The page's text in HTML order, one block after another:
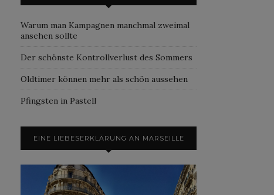
Warum man Kampagnen manchmal zweimal
ansehen sollte
Der schönste Kontrollverlust des Sommers
Oldtimer können mehr als schön aussehen
Pfingsten in Pastell
EINE LIEBESERKLÄRUNG AN MARSEILLE